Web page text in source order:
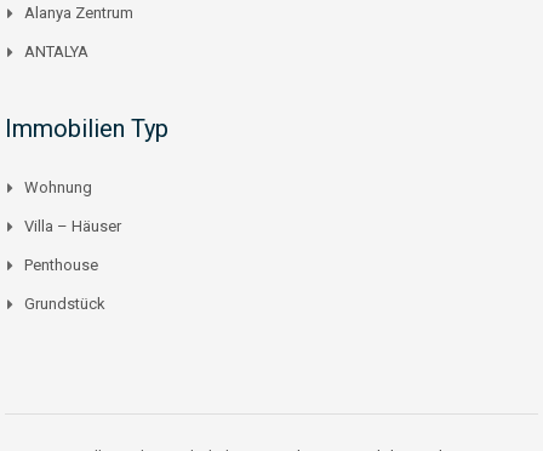
Alanya Zentrum
ANTALYA
Immobilien Typ
Wohnung
Villa – Häuser
Penthouse
Grundstück